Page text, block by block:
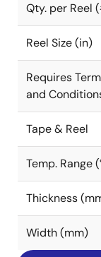
Qty. per Reel
Reel Size (in)
Requires
and
Tape & Reel
Temp. Range
Thickness
Width (mm)